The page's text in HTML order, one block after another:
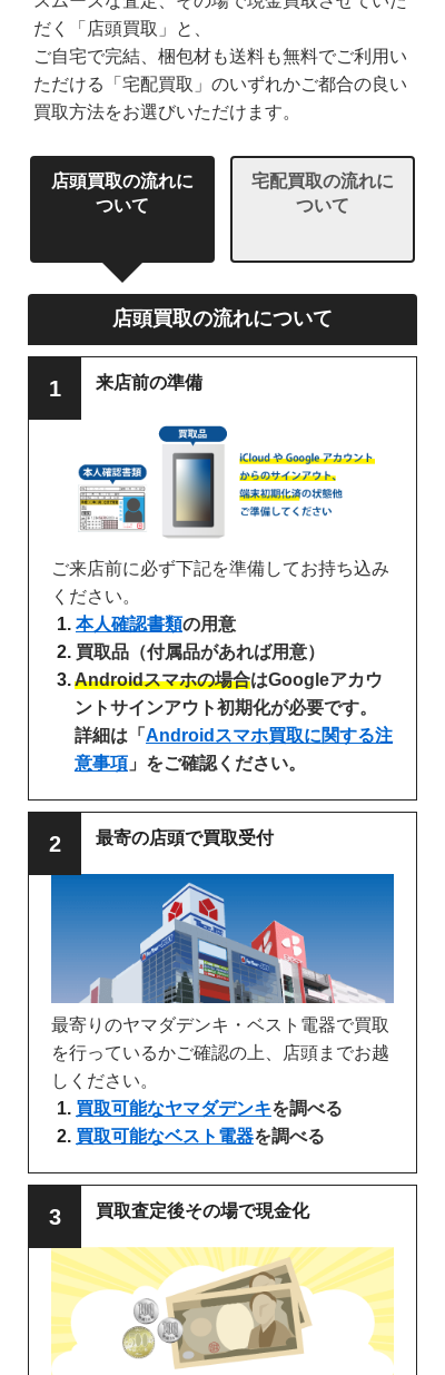
だく「店頭買取」と、
ご自宅で完結、梱包材も送料も無料でご利用い
ただける「宅配買取」のいずれかご都合の良い
買取方法をお選びいただけます。
店頭買取の流れに
ついて
宅配買取の流れに
ついて
店頭買取の流れについて
来店前の準備
ご来店前に必ず下記を準備してお持ち込み
ください。
本人確認書類の用意
買取品（付属品があれば用意）
Androidスマホの場合はGoogleアカウ
ントサインアウト初期化が必要です。
詳細は「 Androidスマホ買取に関する注
意事項 」をご確認ください。
最寄の店頭で買取受付
最寄りのヤマダデンキ・ベスト電器で買取
を行っているかご確認の上、店頭までお越
しください。
買取可能なヤマダデンキを調べる
買取可能なベスト電器を調べる
買取査定後その場で現金化